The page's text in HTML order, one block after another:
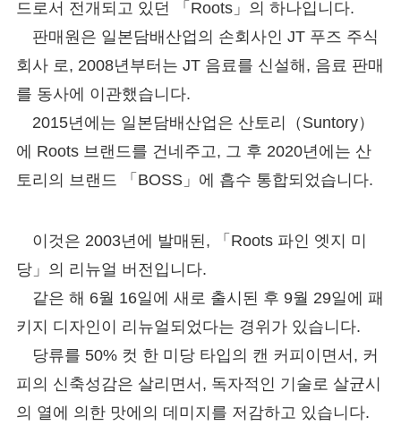
드로서 전개되고 있던 「Roots」의 하나입니다.
판매원은 일본담배산업의 손회사인 JT 푸즈 주식
회사 로, 2008년부터는 JT 음료를 신설해, 음료 판매
를 동사에 이관했습니다.
2015년에는 일본담배산업은 산토리（Suntory）
에 Roots 브랜드를 건네주고, 그 후 2020년에는 산
토리의 브랜드 「BOSS」에 흡수 통합되었습니다.
이것은 2003년에 발매된, 「Roots 파인 엣지 미
당」의 리뉴얼 버전입니다.
같은 해 6월 16일에 새로 출시된 후 9월 29일에 패
키지 디자인이 리뉴얼되었다는 경위가 있습니다.
당류를 50% 컷 한 미당 타입의 캔 커피이면서, 커
피의 신축성감은 살리면서, 독자적인 기술로 살균시
의 열에 의한 맛에의 데미지를 저감하고 있습니다.